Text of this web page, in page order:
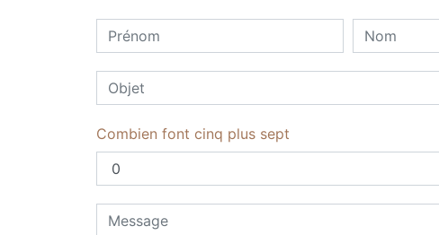
Combien font cinq plus sept